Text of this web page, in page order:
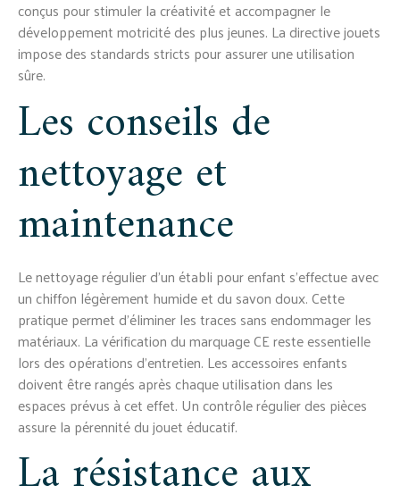
conçus pour stimuler la créativité et accompagner le
développement motricité des plus jeunes. La directive jouets
impose des standards stricts pour assurer une utilisation
sûre.
Les conseils de
nettoyage et
maintenance
Le nettoyage régulier d'un établi pour enfant s'effectue avec
un chiffon légèrement humide et du savon doux. Cette
pratique permet d'éliminer les traces sans endommager les
matériaux. La vérification du marquage CE reste essentielle
lors des opérations d'entretien. Les accessoires enfants
doivent être rangés après chaque utilisation dans les
espaces prévus à cet effet. Un contrôle régulier des pièces
assure la pérennité du jouet éducatif.
La résistance aux